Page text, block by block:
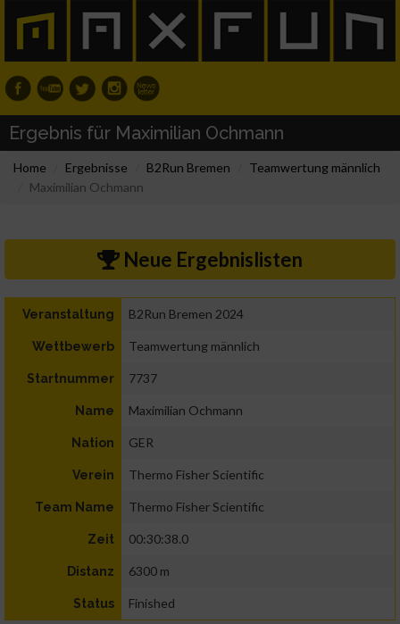
Ergebnis für Maximilian Ochmann
Home Ergebnisse B2Run Bremen
Teamwertung männlich
Maximilian Ochmann
Neue Ergebnislisten
Veranstaltung B2Run Bremen 2024
Wettbewerb Teamwertung männlich
Startnummer 7737
Name Maximilian Ochmann
Nation GER
Verein Thermo Fisher Scientific
Team Name Thermo Fisher Scientific
Zeit 00:30:38.0
Distanz 6300 m
Status Finished